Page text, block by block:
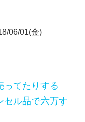
06/01(金)
ってたりする
セル品で六万す